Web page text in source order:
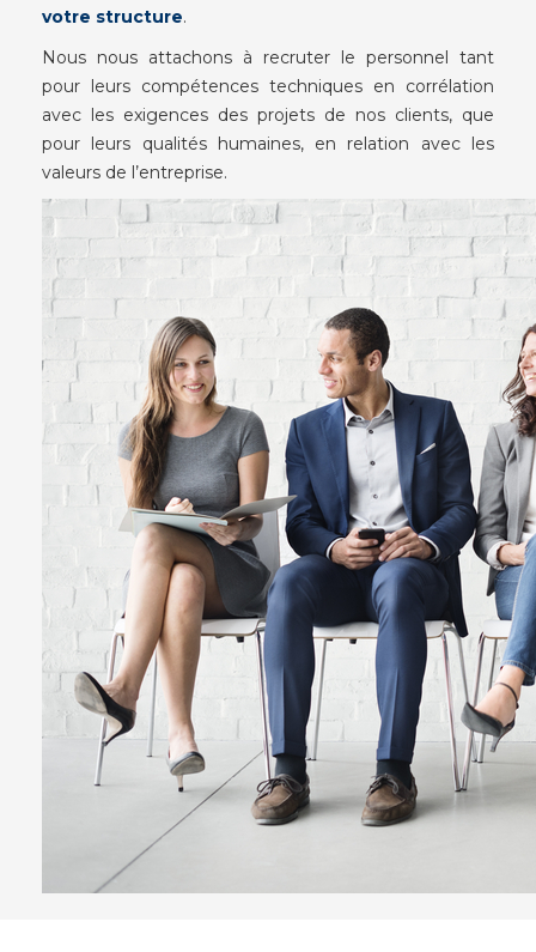
votre structure.
Nous nous attachons à recruter le personnel tant
pour leurs compétences techniques en corrélation
avec les exigences des projets de nos clients, que
pour leurs qualités humaines, en relation avec les
valeurs de l’entreprise.